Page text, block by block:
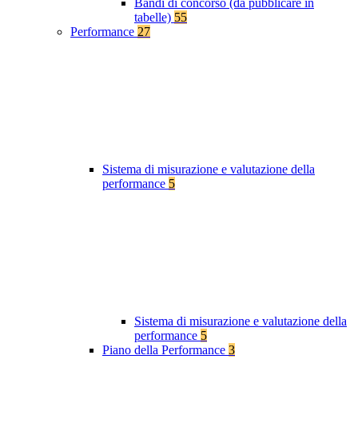
Bandi di concorso (da pubblicare in
tabelle) 55
Performance 27
Sistema di misurazione e valutazione della
performance 5
Sistema di misurazione e valutazione della
performance 5
Piano della Performance 3